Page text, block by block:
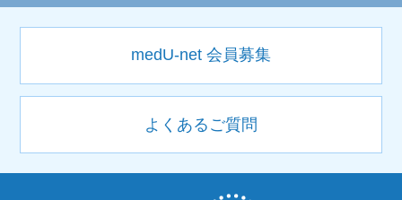
medU-net 会員募集
よくあるご質問